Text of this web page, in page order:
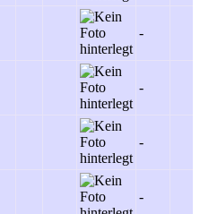
-
-
-
-